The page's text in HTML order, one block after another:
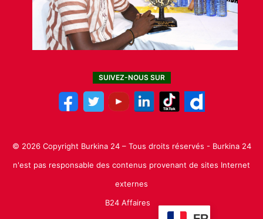
SUIVEZ-NOUS SUR
© 2026 Copyright Burkina 24 – Tous droits réservés - Burkina 24
n'est pas responsable des contenus provenant de sites Internet
externes
B24 Affaires